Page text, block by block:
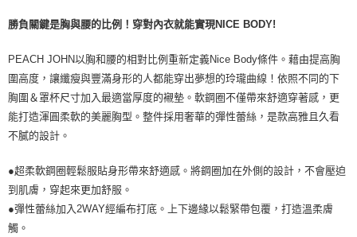
勝負關鍵是胸與腰的比例！穿對內衣就能實現NICE BODY!
PEACH JOHN以胸和腰的相對比例重新定義Nice Body條件。藉由提高胸
圍高度，讓纖瘦與豐滿身形的人都能穿出夢想的玲瓏曲線！依照不同的下
胸圍＆罩杯尺寸加入最適當厚度的襯墊。軟鋼圈不僅帶來舒適穿著感，更
能打造渾圓柔軟的美麗胸型。整件採用奢華的彈性蕾絲，是款高雅且久看
不膩的設計。
●超柔軟鋼圈輕鬆服貼身形帶來舒適感。將鋼圈加在外側的設計，不會壓迫
到肌膚，穿起來更加舒服。
●彈性蕾絲加入2WAY經編布打底。上下邊緣以鬆緊帶包覆，打造溫柔膚
觸。